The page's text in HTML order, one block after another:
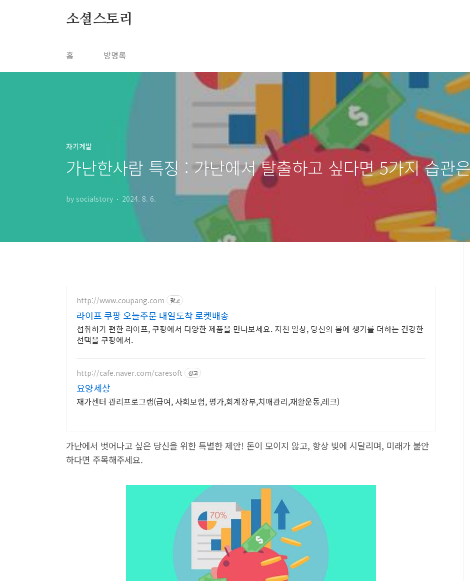
소셜스토리
홈 방명록
자기계발
가난한사람 특징 : 가난에서 탈출하고 싶다면 5가지 습관
by socialstory 2024. 8. 6.
http://www.coupang.com 광고
라이프 쿠팡 오늘주문 내일도착 로켓배송
섭취하기 편한 라이프, 쿠팡에서 다양한 제품을 만나보세요. 지친 일상, 당신의 몸에 생기를 더하는 건강한
선택을 쿠팡에서.
http://cafe.naver.com/caresoft 광고
요양세상
재가센터 관리프로그램(급여, 사회보험, 평가,회계장부,치매관리,재활운동,레크)
가난에서 벗어나고 싶은 당신을 위한 특별한 제안! 돈이 모이지 않고, 항상 빚에 시달리며, 미래가 불안
하다면 주목해주세요.